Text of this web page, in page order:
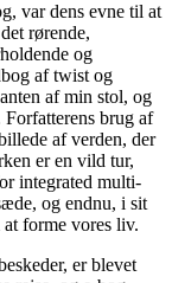
var dens evne til at
rørende,
og
af twist og
af min stol, og
brug af
af verden, der
er en vild tur,
integrated multi-
og endnu, i sit
forme vores liv.
er blevet